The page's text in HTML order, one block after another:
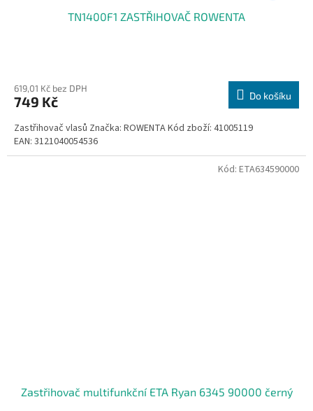
TN1400F1 ZASTŘIHOVAČ ROWENTA
619,01 Kč bez DPH
749 Kč Do košíku
Zastřihovač vlasů Značka: ROWENTA Kód zboží: 41005119
EAN: 3121040054536
Zastřihovač multifunkční ETA Ryan 6345 90000 černý
Kód: ETA634590000